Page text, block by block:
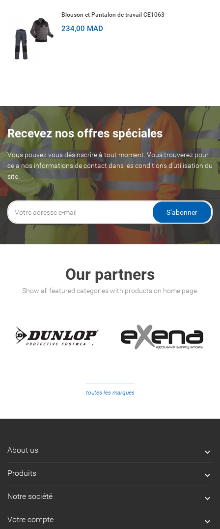
Blouson et Pantalon de travail CE1063
234,00 MAD
Recevez nos offres spéciales
Vous pouvez vous désinscrire à tout moment. Vous trouverez pour
cela nos informations de contact dans les conditions d'utilisation du
site.
S’abonner
Our partners
Show all featured categories with products on home page.
toutes les marques
About us 
Produits 
Notre société 
Votre compte 